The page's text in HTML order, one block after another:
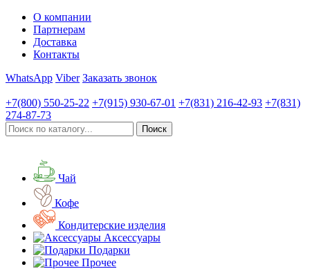
О компании
Партнерам
Доставка
Контакты
WhatsApp Viber Заказать звонок
+7(800) 550-25-22 +7(915) 930-67-01 +7(831) 216-42-93 +7(831)
274-87-73
Чай
Кофе
Кондитерские изделия
Аксессуары
Подарки
Прочее